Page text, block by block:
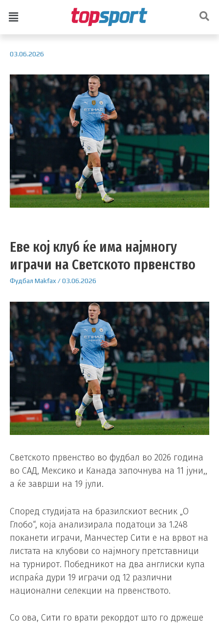
03.06.2026
Еве кој клуб ќе има најмногу
играчи на Светското првенство
Фудбал Makfax /03.06.2026
Светското првенство во фудбал во 2026 година
во САД, Мексико и Канада започнува на 11 јуни,,
а ќе заврши на 19 јули.
Според студијата на бразилскиот весник „О
Глобо“, која анализирала податоци за 1.248
поканети играчи, Манчестер Сити е на врвот на
листата на клубови со најмногу претставници
на турнирот. Победникот на два англиски купа
испраќа дури 19 играчи од 12 различни
национални селекции на првенството.
Со ова, Сити го врати рекордот што го држеше